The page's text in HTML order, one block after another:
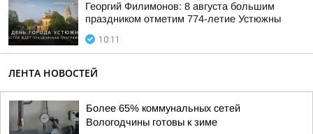
Георгий Филимонов: 8 августа большим
праздником отметим 774-летие Устюжны
10:11
ЛЕНТА НОВОСТЕЙ
Более 65% коммунальных сетей
Вологодчины готовы к зиме